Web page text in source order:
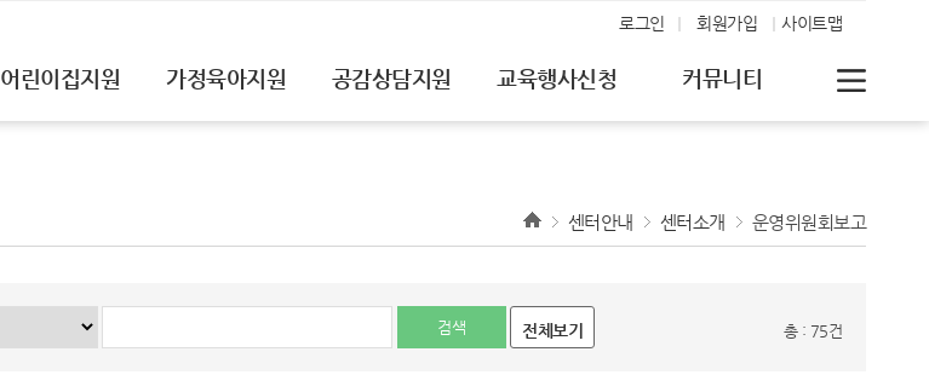
로그인 회원가입 사이트맵
어린이집지원 가정육아지원 공감상담지원 교육행사신청 커뮤니티
센터안내 센터소개 운영위원회보고
전체보기 총 : 75건